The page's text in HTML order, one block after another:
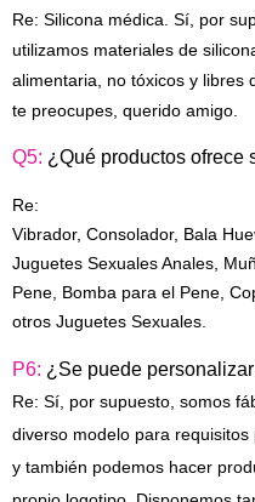
Re: Silicona médica. Sí, por
utilizamos materiales de
alimentaria, no tóxicos y libres
te preocupes, querido amigo.
Q5: ¿Qué productos ofrece
Re:
Vibrador, Consolador, Bala
Juguetes Sexuales Anales,
Pene, Bomba para el Pene,
otros Juguetes Sexuales.
P6: ¿Se puede
Re: Sí, por supuesto, somos
diverso modelo para
y también podemos hacer